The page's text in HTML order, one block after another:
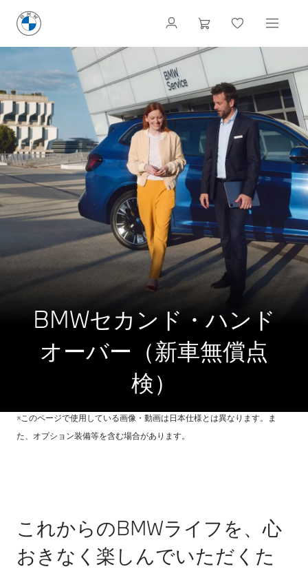
BMWセカンド・ハンド
オーバー（新車無償点
検）
※このページで使用している画像・動画は日本仕様とは異なります。ま
た、オプション装備等を含む場合があります。
これからのBMWライフを、心
おきなく楽しんでいただくた